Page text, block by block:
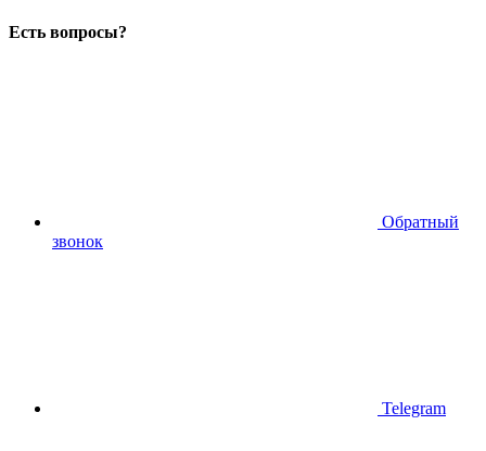
Есть вопросы?
Обратный
звонок
Telegram